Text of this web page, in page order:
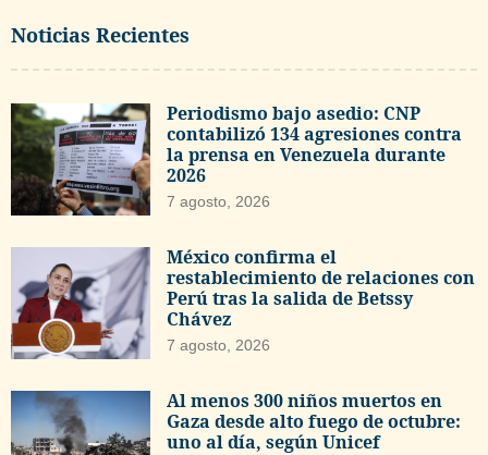
Noticias Recientes
Periodismo bajo asedio: CNP
contabilizó 134 agresiones contra
la prensa en Venezuela durante
2026
7 agosto, 2026
México confirma el
restablecimiento de relaciones con
Perú tras la salida de Betssy
Chávez
7 agosto, 2026
Al menos 300 niños muertos en
Gaza desde alto fuego de octubre:
uno al día, según Unicef